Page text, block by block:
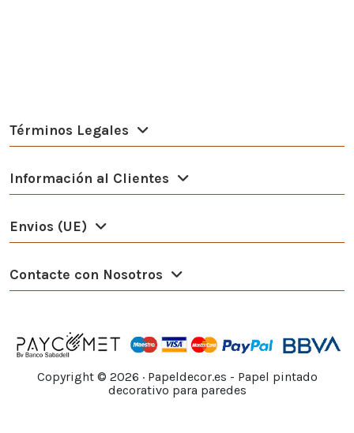
Términos Legales
Información al Clientes
Envios (UE)
Contacte con Nosotros
Copyright © 2026 · Papeldecor.es - Papel pintado
decorativo para paredes